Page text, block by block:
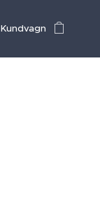
Kundvagn